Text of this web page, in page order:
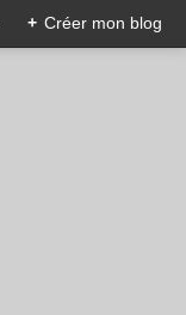
+ Créer mon blog